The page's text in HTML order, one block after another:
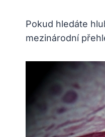
Pokud hledáte
mezinárodní